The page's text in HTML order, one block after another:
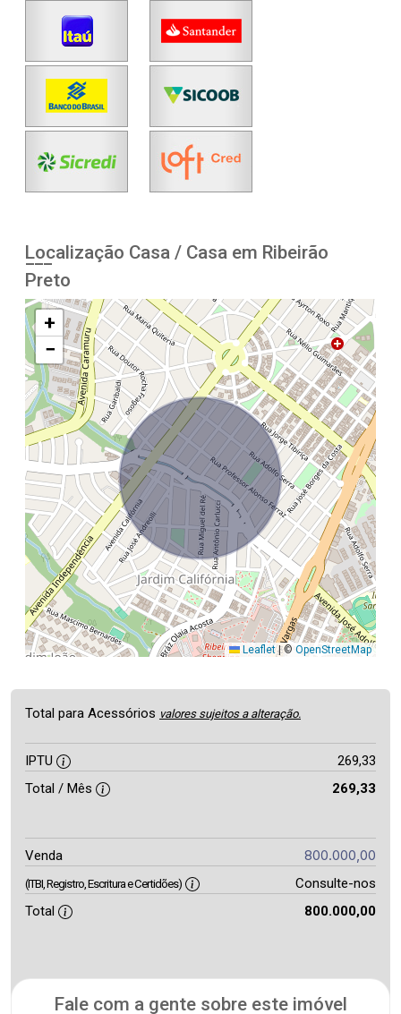
Localização Casa / Casa em Ribeirão
Preto
+
−
Leaflet |© OpenStreetMap
Total para Acessórios valores sujeitos a alteração.
IPTU
269,33
Total / Mês
269,33
Venda 800.000,00
(ITBI, Registro, Escritura e Certidões)
Consulte-nos
Total
800.000,00
Fale com a gente sobre este imóvel